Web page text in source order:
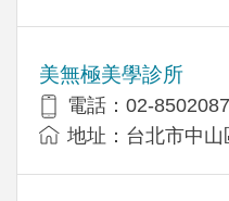
美無極美學診所
電話：02-
地址：台北市中